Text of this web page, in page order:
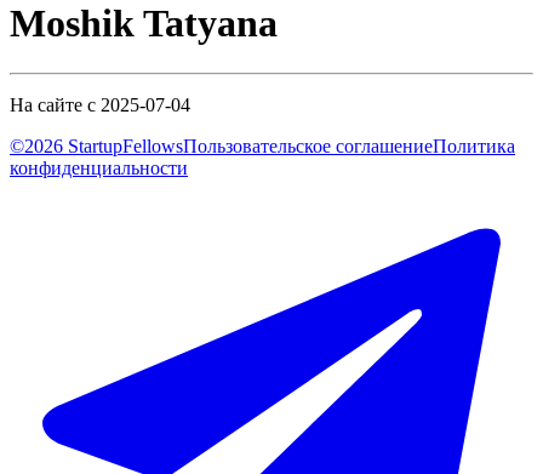
Moshik Tatyana
На сайте с 2025-07-04
©2026 StartupFellowsПользовательское соглашениеПолитика
конфиденциальности